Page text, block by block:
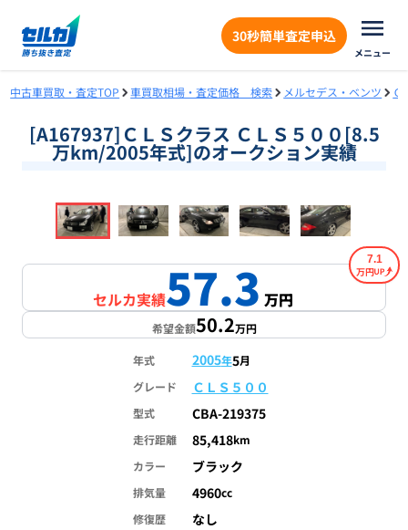
30秒簡単査定申込
メニュー
中古車買取・査定TOP 車買取相場・査定価格 検索 メルセデス・ベンツ Ｃ
[A167937]ＣＬＳクラス ＣＬＳ５００[8.5
万km/2005年式]のオークション実績
1/18
セルカ実績57.3万円
7.1
万円
希望金額50.2万円
年式 2005年5月
グレード
ＣＬＳ５００
型式 CBA-219375
走行距離 85,418km
カラー
ブラック
排気量 4960cc
修復歴
なし